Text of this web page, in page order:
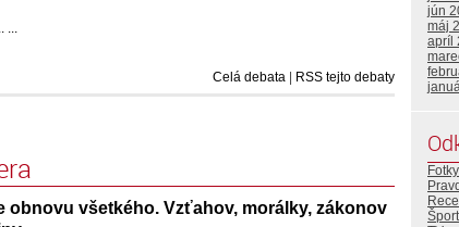
...
Celá debata RSS tejto debaty
obnovu všetkého. Vzťahov, morálky, zákonov
jún
máj
apríl
Fotky
Šport